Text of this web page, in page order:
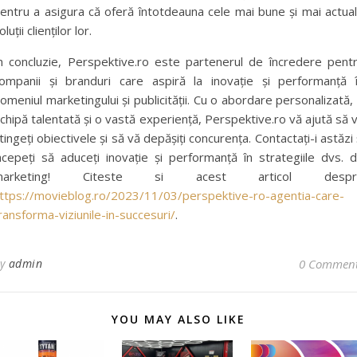
a asigura că oferă întotdeauna cele mai bune și mai
clienților lor.
concluzie, Perspektive.ro este partenerul de încredere
și branduri care aspiră la inovație și performanță
marketingului și publicității. Cu o abordare personalizată,
talentată și o vastă experiență, Perspektive.ro vă ajută să
obiectivele și să vă depășiți concurența. Contactați-i astăzi
să aduceți inovație și performanță în strategiile dvs.
Citeste si acest articol
movieblog.ro/2023/11/03/perspektive-ro-agentia-care-
viziunile-in-succesuri/.
admin 0
YOU MAY ALSO LIKE